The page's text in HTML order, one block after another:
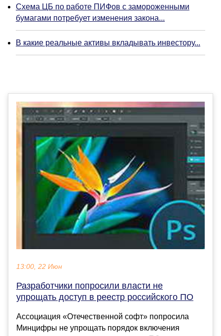
Схема ЦБ по работе ПИФов с замороженными
бумагами потребует изменения закона...
В какие реальные активы вкладывать инвестору...
13:00, 22 Июн
Разработчики попросили власти не
упрощать доступ в реестр российского ПО
Ассоциация «Отечественной софт» попросила
Минцифры не упрощать порядок включения